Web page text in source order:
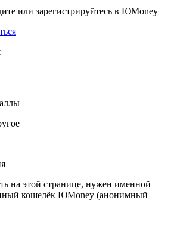
или зарегистрируйтесь в ЮMoney
на этой странице, нужен именной
кошелёк ЮMoney (анонимный